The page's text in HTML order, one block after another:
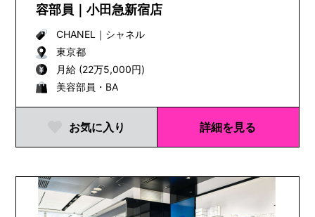
容部員｜小田急新宿店
CHANEL ｜ シャネル
東京都
月給 (22万5,000円)
美容部員・BA
お気に入り 詳細を見る